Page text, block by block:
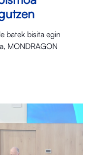
batek bisita egin
MONDRAGON